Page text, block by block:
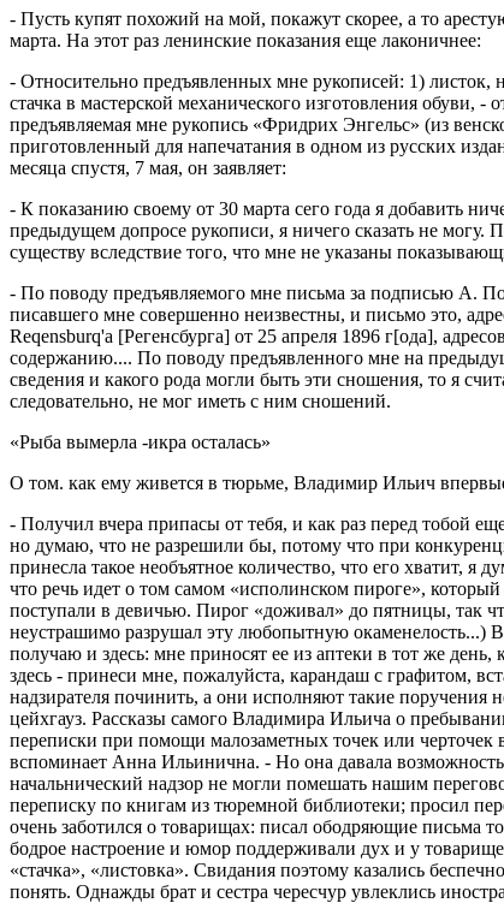
- Пусть купят похожий на мой, покажут скорее, а то
марта. На этот раз ленинские показания еще лаконичнее:
- Относительно предъявленных мне рукописей: 1) листок,
стачка в мастерской механического изготовления
предъявляемая мне рукопись «Фридрих Энгельс» (из
приготовленный для напечатания в одном из русских
месяца спустя, 7 мая, он заявляет:
- К показанию своему от 30 марта сего года я добавить
предыдущем допросе рукописи, я ничего сказать не могу.
существу вследствие того, что мне не указаны
- По поводу предъявляемого мне письма за подписью А.
писавшего мне совершенно неизвестны, и письмо это,
Reqensburq'a [Регенсбурга] от 25 апреля 1896 г[ода],
содержанию.... По поводу предъявленного мне на
сведения и какого рода могли быть эти сношения, то я
следовательно, не мог иметь с ним сношений.
«Рыба вымерла -икра осталась»
О том. как ему живется в тюрьме, Владимир Ильич
- Получил вчера припасы от тебя, и как раз перед тобой
но думаю, что не разрешили бы, потому что при
принесла такое необъятное количество, что его хватит,
что речь идет о том самом «исполинском пироге»,
поступали в девичью. Пирог «доживал» до пятницы, так
неустрашимо разрушал эту любопытную окаменелость...)
получаю и здесь: мне приносят ее из аптеки в тот же
здесь - принеси мне, пожалуйста, карандаш с графитом,
надзирателя починить, а они исполняют такие поручения
цейхгауз. Рассказы самого Владимира Ильича о
переписки при помощи малозаметных точек или
вспоминает Анна Ильинична. - Но она давала
начальнический надзор не могли помешать нашим
переписку по книгам из тюремной библиотеки; просил
очень заботился о товарищах: писал ободряющие письма
бодрое настроение и юмор поддерживали дух и у
«стачка», «листовка». Свидания поэтому казались
понять. Однажды брат и сестра чересчур увлеклись